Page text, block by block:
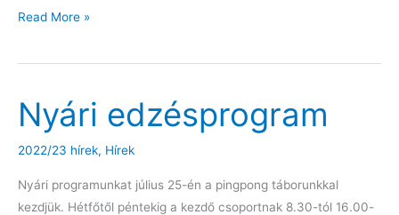
Sikerek
idei
ranglistaversenyen
Read More »
Nyári edzésprogram
2022/23 hírek, Hírek
Nyári programunkat július 25-én a pingpong táborunkkal
kezdjük. Hétfőtől péntekig a kezdő csoportnak 8.30-tól 16.00-